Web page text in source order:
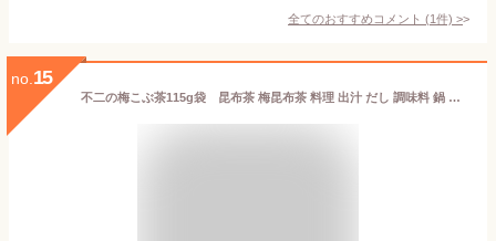
全てのおすすめコメント (1件) >
no. 15
不二の梅こぶ茶115g袋 昆布茶 梅昆布茶 料理 出汁 だし 調味料 鍋 塩分補給